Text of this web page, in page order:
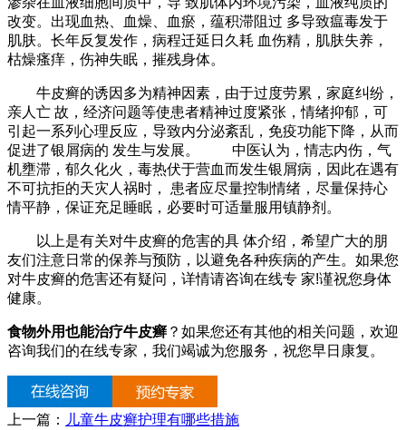
改变。出现血热、血燥、血瘀，蕴积滞阻过 多导致瘟毒发于
肌肤。长年反复发作，病程迁延日久耗 血伤精，肌肤失养，
枯燥瘙痒，伤神失眠，摧残身体。
牛皮癣的诱因多为精神因素，由于过度劳累，家庭纠纷，
亲人亡 故，经济问题等使患者精神过度紧张，情绪抑郁，可
引起一系列心理反应，导致内分泌紊乱，免疫功能下降，从而
促进了银屑病的 发生与发展。 中医认为，情志内伤，气
机壅滞，郁久化火，毒热伏于营血而发生银屑病，因此在遇有
不可抗拒的天灾人祸时， 患者应尽量控制情绪，尽量保持心
情平静，保证充足睡眠，必要时可适量服用镇静剂。
以上是有关对牛皮癣的危害的具 体介绍，希望广大的朋
友们注意日常的保养与预防，以避免各种疾病的产生。如果您
对牛皮癣的危害还有疑问，详情请咨询在线专 家!谨祝您身体
健康。
食物外用也能治疗牛皮癣 ？如果您还有其他的相关问题，欢迎
咨询我们的在线专家，我们竭诚为您服务，祝您早日康复。
上一篇： 儿童牛皮癣护理有哪些措施